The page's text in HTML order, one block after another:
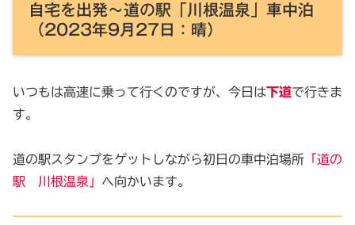
自宅を出発〜道の駅「川根温泉」車中泊
（2023年9月27日：晴）
いつもは高速に乗って行くのですが、今日は下道で行きま
す。
道の駅スタンプをゲットしながら初日の車中泊場所 「道の
駅 川根温泉」 へ向かいます。